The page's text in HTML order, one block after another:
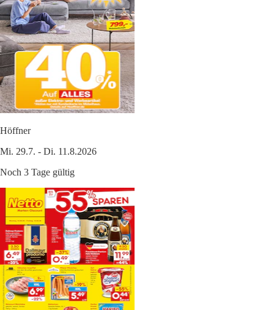
Höffner
Mi. 29.7. - Di. 11.8.2026
Noch 3 Tage gültig